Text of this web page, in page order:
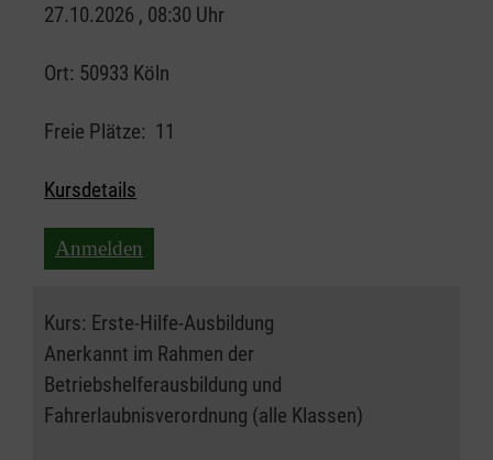
27.10.2026 , 08:30 Uhr
Ort: 50933 Köln
Freie Plätze: 11
Kursdetails
Anmelden
Kurs: Erste-Hilfe-Ausbildung
Anerkannt im Rahmen der
Betriebshelferausbildung und
Fahrerlaubnisverordnung (alle Klassen)